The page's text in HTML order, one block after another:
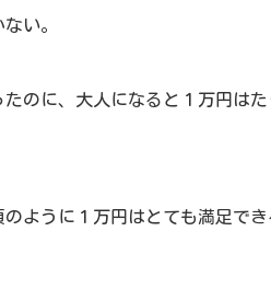
い。
のに、大人になると１万円は
ように１万円はとても満足でき